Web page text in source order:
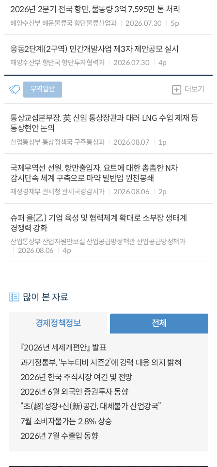
2026년 2분기 전국 항만, 물동량 3억 7,595만 톤 처리
해양수산부 해운물류국 항만물류산업과 2026.07.30 5p
웅동2단계(2구역) 민간개발사업 제3자 제안공모 실시
해양수산부 항만국 항만투자협력과 2026.07.30 4p
무역일반 더보기
통상교섭본부장, 英 신임 통상장관과 대러 LNG 수입 제재 등
통상현안 논의
산업통상부 통상정책국 구주통상과 2026.08.07 1p
국제무역선 선원, 항만출입자, 요트에 대한 촘촘한 N차
감시단속 체계 구축으로 마약 밀반입 원천봉쇄
재정경제부 관세청 관세국경감시과 2026.08.06 2p
슈퍼 을(乙) 기업 육성 및 협력체계 확대로 소부장 생태계
경쟁력 강화
산업통상부 산업자원안보실 산업공급망정책관 산업공급망정책과
2026.08.06
4p
많이 본 자료
경제정책정보 전체
『2026년 세제개편안』 발표
과기정통부, ‘누누티비 시즌2’에 강력 대응 의지 밝혀
2026년 한국 주식시장 여건 및 전망
2026년 6월 외국인 증권투자 동향
“초(超)성장+신(新)공간, 대체불가 산업강국”
7월 소비자물가는 2.8% 상승
2026년 7월 수출입 동향